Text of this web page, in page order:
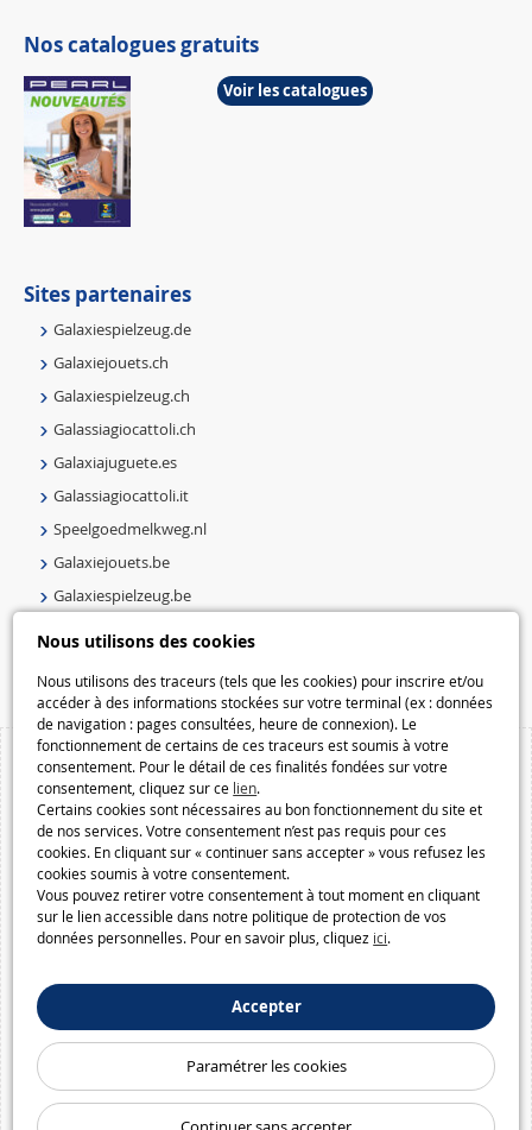
Nous utilisons des cookies
Nous utilisons des traceurs (tels que les cookies) pour inscrire et/ou
accéder à des informations stockées sur votre terminal (ex : données
de navigation : pages consultées, heure de connexion). Le
fonctionnement de certains de ces traceurs est soumis à votre
consentement. Pour le détail de ces finalités fondées sur votre
consentement, cliquez sur ce lien.
Certains cookies sont nécessaires au bon fonctionnement du site et
de nos services. Votre consentement n’est pas requis pour ces
cookies. En cliquant sur « continuer sans accepter » vous refusez les
cookies soumis à votre consentement.
Vous pouvez retirer votre consentement à tout moment en cliquant
sur le lien accessible dans notre politique de protection de vos
données personnelles. Pour en savoir plus, cliquez ici.
Accepter
Paramétrer les cookies
Nos catalogues gratuits
Voir les catalogues
Sites partenaires
Galaxiespielzeug.de
Galaxiejouets.ch
Galaxiespielzeug.ch
Galassiagiocattoli.ch
Galaxiajuguete.es
Galassiagiocattoli.it
Speelgoedmelkweg.nl
Galaxiejouets.be
Galaxiespielzeug.be